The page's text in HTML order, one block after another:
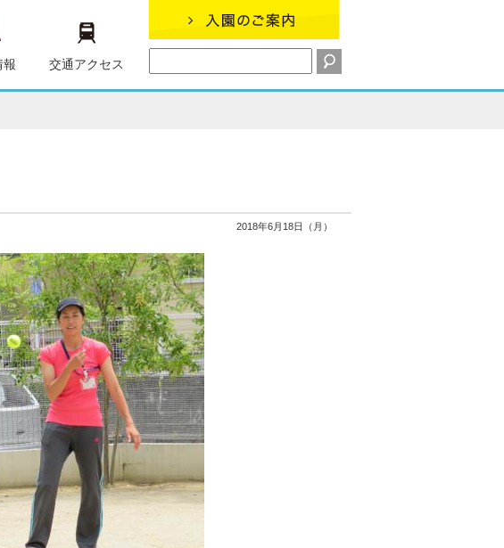
報 交通アクセス
2018年6月18日（月）